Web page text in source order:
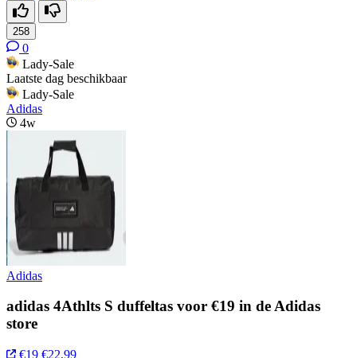
258
0
Lady-Sale
Laatste dag beschikbaar
Lady-Sale
Adidas
4w
Adidas
adidas 4Athlts S duffeltas voor €19 in de Adidas
store
€19 €22,99